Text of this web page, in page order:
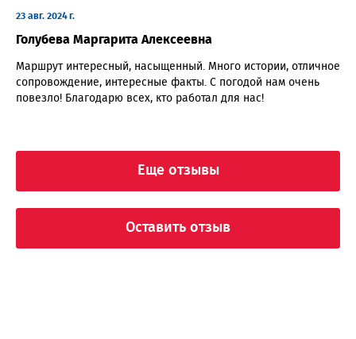
23 авг. 2024 г.
Голубева Маргарита Алексеевна
Маршрут интересный, насыщенный. Много истории, отличное
сопровождение, интересные факты. С погодой нам очень
повезло! Благодарю всех, кто работал для нас!
Еще отзывы
Оставить отзыв